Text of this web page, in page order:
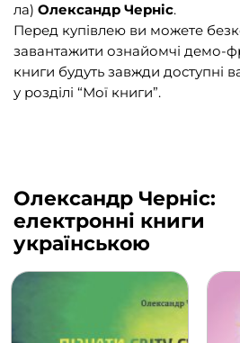
Енциклопедії, довідники,
Подарункові сертифікати (1)
ла) Олександр Черніс.
Перед купівлею ви можете
завантажити ознайомчі демо-
книги будуть завжди доступні
у розділі “Мої книги”.
Олександр Черніс:
електронні книги
українською